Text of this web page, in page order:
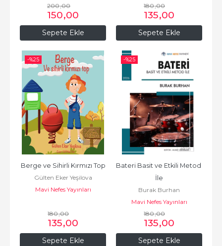
Sepete Ekle
200,00
150,00
Sepete Ekle
180,00
135,00
-%25
Sepete Ekle
Berge ve Sihirli Kırmızı Top
Gülten Eker Yeşilova
Mavi Nefes Yayınları
180,00
135,00
-%25
Sepete Ekle
Bateri Basit ve Etkili Metod
İle
Burak Burhan
Mavi Nefes Yayınları
180,00
135,00